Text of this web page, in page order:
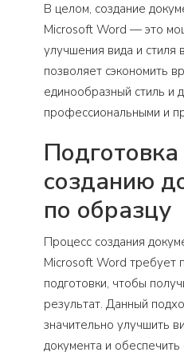
В целом, создание
Microsoft Word — это
улучшения вида и стиля
позволяет сэкономить
единообразный стиль и
профессиональными и
Подготовка
созданию
по образцу
Процесс создания
Microsoft Word требует
подготовки, чтобы
результат. Данный
значительно улучшить
документа и обеспечить